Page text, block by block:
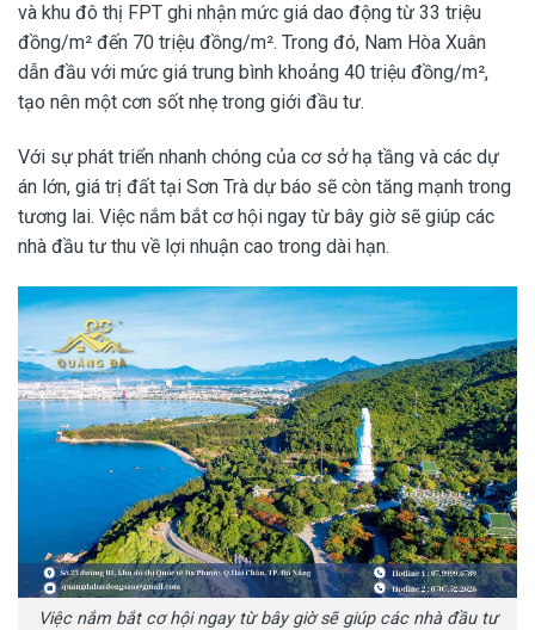
và khu đô thị FPT ghi nhận mức giá dao động từ 33 triệu
đồng/m² đến 70 triệu đồng/m². Trong đó, Nam Hòa Xuân
dẫn đầu với mức giá trung bình khoảng 40 triệu đồng/m²,
tạo nên một cơn sốt nhẹ trong giới đầu tư.
Với sự phát triển nhanh chóng của cơ sở hạ tầng và các dự
án lớn, giá trị đất tại Sơn Trà dự báo sẽ còn tăng mạnh trong
tương lai. Việc nắm bắt cơ hội ngay từ bây giờ sẽ giúp các
nhà đầu tư thu về lợi nhuận cao trong dài hạn.
Việc nắm bắt cơ hội ngay từ bây giờ sẽ giúp các nhà đầu tư